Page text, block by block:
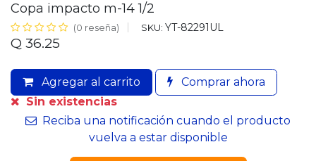
Copa impacto m-14 1/2
(0 reseña) SKU: YT-82291UL
Q 36.25
Agregar al carrito
Comprar ahora
Sin existencias
Reciba una notificación cuando el producto
vuelva a estar disponible